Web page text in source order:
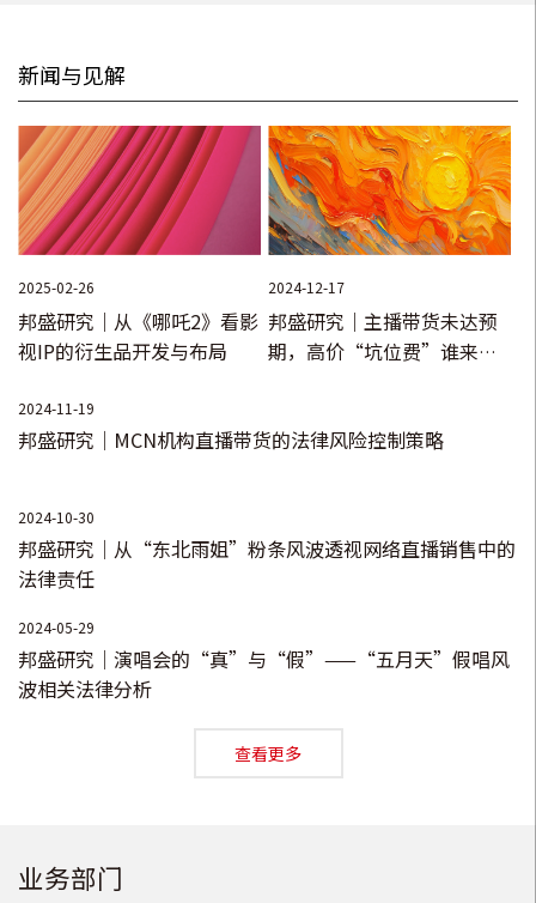
新闻与见解
2025-02-26
邦盛研究｜从《哪吒2》看影
视IP的衍生品开发与布局
2024-12-17
邦盛研究｜主播带货未达预
期，高价“坑位费”谁来买
2024-11-19
邦盛研究｜MCN机构直播带货的法律风险控制策略
2024-10-30
邦盛研究｜从“东北雨姐”粉条风波透视网络直播销售中的
法律责任
2024-05-29
邦盛研究｜演唱会的“真”与“假”——“五月天”假唱风
波相关法律分析
查看更多
业务部门